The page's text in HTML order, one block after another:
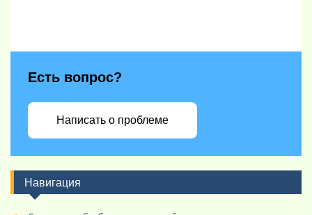
Есть вопрос?
Написать о проблеме
Навигация